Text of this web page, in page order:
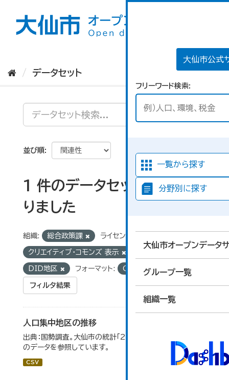
大仙市公式
フリーワード検索
一覧から探す
分野別に探す
大仙市オープンデータ
グループ一覧
組織一覧
データセット
並び順
1 件のデータセットが見つか
りました
組織: 総合政策課 ライセンス:
クリエイティブ・コモンズ 表示
DID地区 フォーマット: CSV
フィルタ結果
人口集中地区の推移
出典：国勢調査。大仙市の統計「2-3 人口集中地区の推移」
のデータを参照しています。
CSV